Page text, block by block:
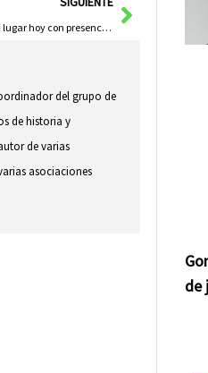
El IV Certamen Provincial de Música Cofrade tendrá lugar hoy con presencia herenciana
del grupo de
de historia y
de varias
asociaciones
de